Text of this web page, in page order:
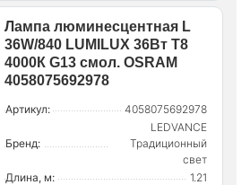
Лампа люминесцентная L
36W/840 LUMILUX 36Вт T8
4000К G13 смол. OSRAM
4058075692978
Артикул: 4058075692978
Бренд:
LEDVANCE
Традиционный
свет
Длина, м:
1.21